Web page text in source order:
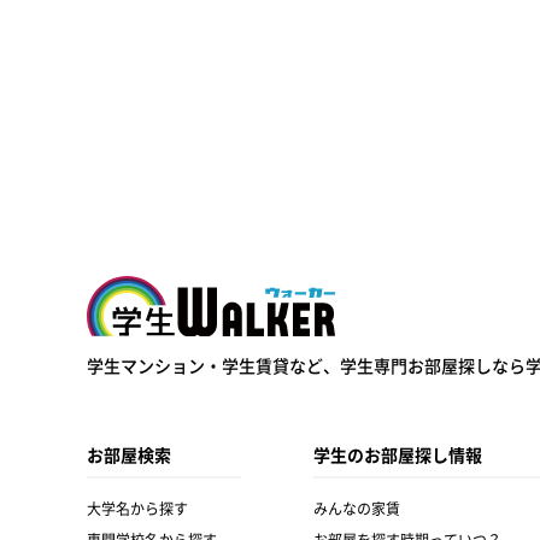
学生ウォーカー
学生マンション・学生賃貸など、 学生専門お部屋探しなら
お部屋検索
大学名から探す
学生のお部屋探し情報
みんなの家賃